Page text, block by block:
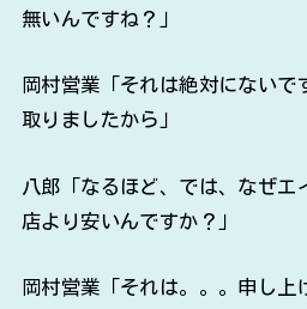
無いんですね？」
岡村営業「それは絶対にないで
取りましたから」
八郎「なるほど、では、なぜエ
店より安いんですか？」
岡村営業「それは。。。申し上